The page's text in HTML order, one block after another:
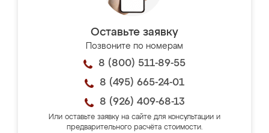
Оставьте заявку
Позвоните по номерам
8 (800) 511-89-55
8 (495) 665-24-01
8 (926) 409-68-13
Или оставьте заявку на сайте для консультации и
предварительного расчёта стоимости.